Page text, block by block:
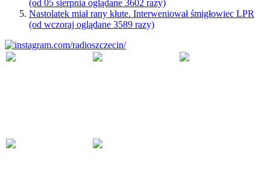
(od 05 sierpnia oglądane 3602 razy)
Nastolatek miał rany kłute. Interweniował śmigłowiec LPR
(od wczoraj oglądane 3589 razy)